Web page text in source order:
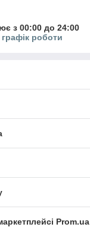
з 00:00 до 24:00
роботи
Prom.ua